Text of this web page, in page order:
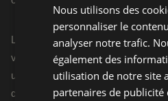
L’album entier joue justement
vers la
northern soulcomme
une élégance plus
de plus brut, presque
Nous utilisons des
personnaliser le
analyser notre trafic.
également des
utilisation de notre site
partenaires de publicité